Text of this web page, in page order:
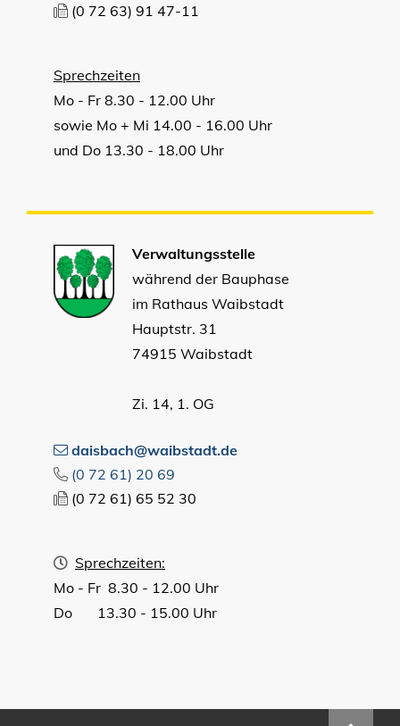
(0 72 63) 91 47-11
Sprechzeiten
Mo - Fr 8.30 - 12.00 Uhr
sowie Mo + Mi 14.00 - 16.00 Uhr
und Do 13.30 - 18.00 Uhr
Verwaltungsstelle
während der Bauphase
im Rathaus Waibstadt
Hauptstr. 31
74915 Waibstadt
Zi. 14, 1. OG
daisbach@waibstadt.de
(0 72 61) 20 69
(0 72 61) 65 52 30
Sprechzeiten:
Mo - Fr 8.30 - 12.00 Uhr
Do 13.30 - 15.00 Uhr